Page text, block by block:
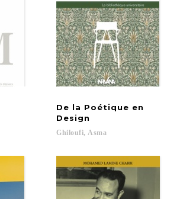
De la Poétique en
Design
Ghiloufi, Asma